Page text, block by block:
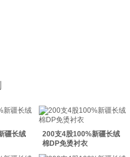
疆长绒
200支4股100%新疆长绒
棉DP免烫衬衣
处添加文字